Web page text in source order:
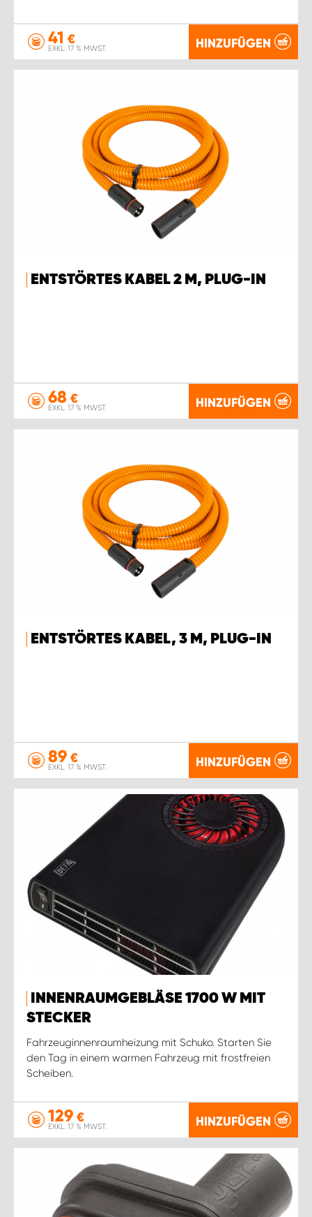
41 €
EXKL. 17 % MWST. HINZUFÜGEN
ENTSTÖRTES KABEL 2 M, PLUG-IN
68 €
EXKL. 17 % MWST. HINZUFÜGEN
ENTSTÖRTES KABEL, 3 M, PLUG-IN
89 €
EXKL. 17 % MWST. HINZUFÜGEN
INNENRAUMGEBLÄSE 1700 W MIT
STECKER
Fahrzeuginnenraumheizung mit Schuko. Starten Sie
den Tag in einem warmen Fahrzeug mit frostfreien
Scheiben.
129 €
EXKL. 17 % MWST. HINZUFÜGEN